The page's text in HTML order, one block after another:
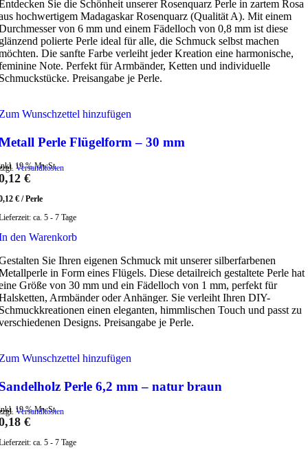
Sie die Schönheit unserer Rosenquarz Perle in zartem Rosa
hochwertigem Madagaskar Rosenquarz (Qualität A). Mit einem
von 6 mm und einem Fädelloch von 0,8 mm ist diese
polierte Perle ideal für alle, die Schmuck selbst machen
Die sanfte Farbe verleiht jeder Kreation eine harmonische,
Note. Perfekt für Armbänder, Ketten und individuelle
Preisangabe je Perle.
Wunschzettel hinzufügen
Perle Flügelform – 30 mm
19 % MwSt.
Versandkosten
€
€ /Perle
ca. 5 - 7 Tage
den Warenkorb
Sie Ihren eigenen Schmuck mit unserer silberfarbenen
in Form eines Flügels. Diese detailreich gestaltete Perle hat
Größe von 30 mm und ein Fädelloch von 1 mm, perfekt für
Armbänder oder Anhänger. Sie verleiht Ihren DIY-
einen eleganten, himmlischen Touch und passt zu
Designs. Preisangabe je Perle.
Wunschzettel hinzufügen
Perle 6,2 mm – natur braun
19 % MwSt.
Versandkosten
€
ca. 5 - 7 Tage